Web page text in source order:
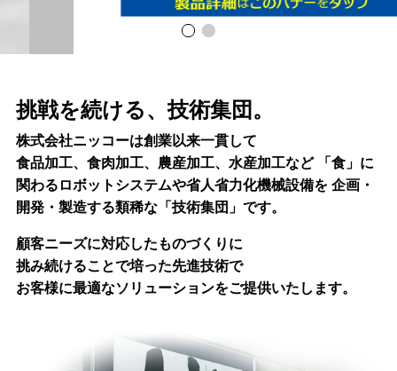
挑戦を続ける、技術集団。
株式会社ニッコーは創業以来一貫して
食品加工、食肉加工、農産加工、水産加工など
「食」に
関わるロボットシステムや省人省力化機械設備を 企画・
開発・製造する類稀な「技術集団」です。
顧客ニーズに対応したものづくりに
挑み続けることで培った先進技術で
お客様に最適なソリューションをご提供いたします。